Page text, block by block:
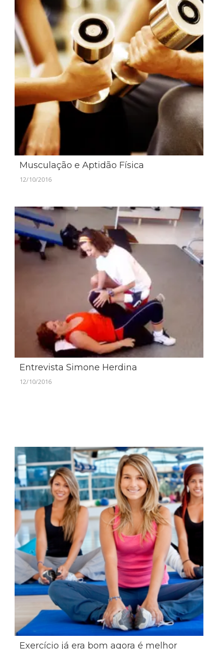
Musculação e Aptidão Física
12/10/2016
Entrevista Simone Herdina
12/10/2016
Exercício já era bom agora é melhor